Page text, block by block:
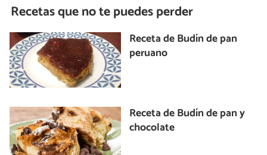
Recetas que no te puedes perder
Receta de Budín de pan
peruano
Receta de Budín de pan y
chocolate